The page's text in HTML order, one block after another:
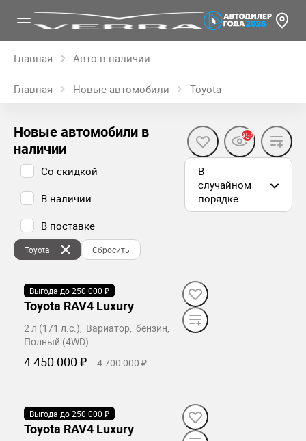
Главная Авто в наличии
Главная Новые автомобили Toyota
Новые автомобили в
наличии
956
Toyota Сбросить
Со скидкой
В наличии
В поставке
В
случайном
порядке
Выгода до 250 000 ₽
В наличии
Toyota RAV4 Luxury
2 л (171 л.с.), Вариатор, бензин,
Полный (4WD)
4 450 000 ₽ 4 700 000 ₽
Выгода до 250 000 ₽
В наличии
Toyota RAV4 Luxury